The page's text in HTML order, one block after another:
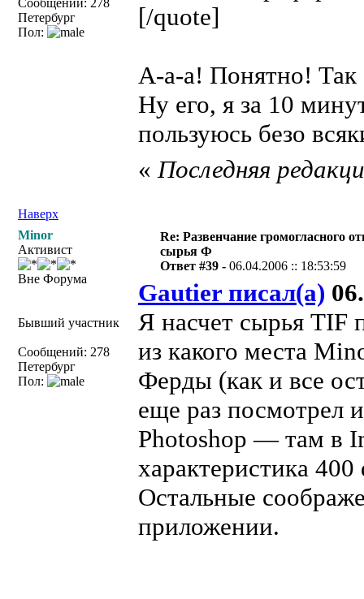
Сообщений: 278
Петербург
Пол:
[/quote]
А-а-а! Понятно! Так
Ну его, я за 10
пользуюсь безо
Наверх
«Последняя
Minor
Активист
Вне Форума
Бывший участник
Сообщений: 278
Петербург
Пол:
Re: Развенчание громогласного
сырья Ф
Ответ #39 -06.04.2006 :: 18:53:59
Gautier писал(а)
Я насчет сырья TIF
из какого места
Ферды (как и все
еще раз посмотрел
Photoshop — там в
характеристика
Остальные
приложении.